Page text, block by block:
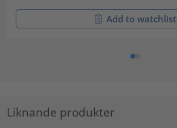
Add to watchlist
Liknande produkter